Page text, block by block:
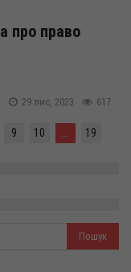
про право
617
29 лис, 2023
9 10 19